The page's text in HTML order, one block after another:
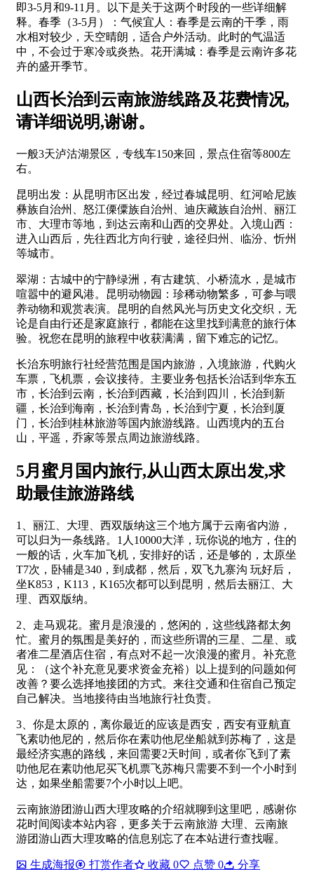
即3-5月和9-11月。以下是关于这两个时段的一些详细解
释。春季（3-5月）：气候宜人：春季是云南的干季，雨
水相对较少，天空晴朗，适合户外活动。此时的气温适
中，不会过于寒冷或炎热。花开满城：春季是云南许多花
卉的盛开季节。
山西长治到云南旅游线路及花费情况,
请详细说明,谢谢。
一般3天泸沽湖景区，专线车150来回，景点住宿等800左
右。
昆明出发：从昆明市区出发，经过春城昆明、红河哈尼族
彝族自治州、怒江傈僳族自治州、迪庆藏族自治州、丽江
市、大理市等地，到达云南和山西的交界处。入境山西：
进入山西后，先往西北方向行驶，途径归州、临汾、忻州
等城市。
翠湖：古城中的宁静绿洲，有古建筑、小桥流水，是城市
喧嚣中的避风港。昆明动物园：珍稀动物繁多，可参与喂
养动物和观赏表演。昆明的自然风光与历史文化交织，无
论是自由行还是家庭旅行，都能在这里找到满意的旅行体
验。祝您在昆明的旅程中收获满满，留下难忘的记忆。
长治东明旅行社经营范围是国内旅游，入境旅游，代购火
车票，飞机票，会议接待。主要业务包括长治话到华东五
市，长治到云南，长治到西藏，长治到四川，长治到新
疆，长治到海南，长治到青岛，长治到宁夏，长治到厦
门，长治到桂林旅游等国内旅游线路。山西境内的五台
山，平遥，乔家等景点周边旅游线路。
5月蜜月国内旅行,从山西太原出发,求
助最佳旅游路线
1、丽江、大理、西双版纳这三个地方属于云南省内游，
可以归为一条线路。1人10000大洋，玩你说的地方，住的
一般的话，火车加飞机，安排好的话，还是够的，太原坐
T7次，卧辅是340，到成都，然后，双飞九寨沟 玩好后，
坐K853，K113，K165次都可以到昆明，然后去丽江、大
理、西双版纳。
2、走马观花。蜜月是浪漫的，悠闲的，这些线路都太匆
忙。蜜月的氛围是美好的，而这些所谓的三星、二星、或
者准二星酒店住宿，有点对不起一次浪漫的蜜月。补充意
见：（这个补充意见要求资金充裕）以上提到的问题如何
改善？要么选择地接团的方式。来往交通和住宿自己预定
自己解决。当地接待由当地旅行社负责。
3、你是太原的，离你最近的应该是西安，西安有亚航直
飞素叻他尼的，然后你在素叻他尼坐船就到苏梅了，这是
最经济实惠的路线，来回需要2天时间，或者你飞到了素
叻他尼在素叻他尼买飞机票飞苏梅只需要不到一个小时到
达，如果坐船需要7个小时以上吧。
云南旅游团游山西大理攻略的介绍就聊到这里吧，感谢你
花时间阅读本站内容，更多关于云南旅游 大理、云南旅
游团游山西大理攻略的信息别忘了在本站进行查找喔。
生成海报 打赏作者 收藏 0 点赞 0 分享